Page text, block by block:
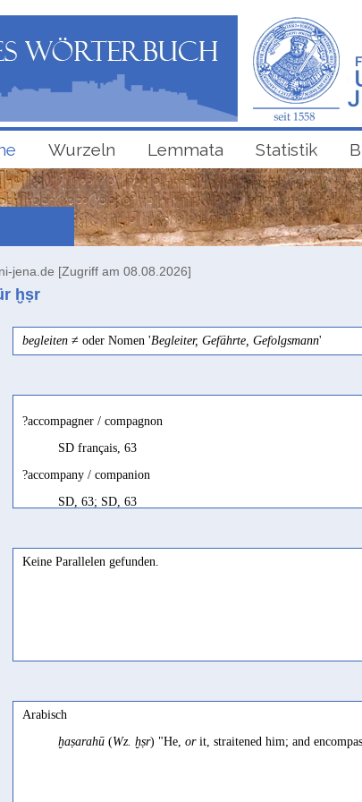
Wurzeln Lemmata Statistik
jena.de [Zugriff am 08.08.2026]
ḫṣr
begleiten ≠ oder Nomen 'Begleiter, Gefährte, Gefolgsmann'
?accompagner / compagnon
SD français, 63
?accompany / companion
SD, 63; SD, 63
Gajda 2009, 89 Fn. 293
Rodinson 1969a, 27
Beeston 1981b, 17
Gefährte, Gefolgsmann
Keine Parallelen gefunden.
Arabisch
ḫaṣarahū (Wz. ḫṣr) "He, orit, straitened him; and